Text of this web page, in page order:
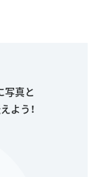
写真と
よう！